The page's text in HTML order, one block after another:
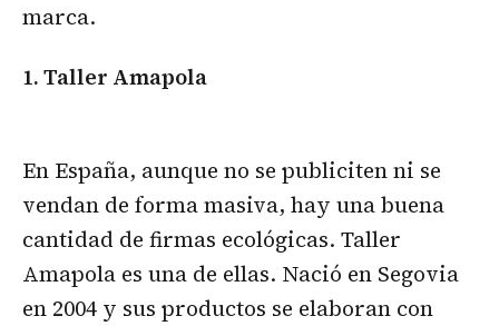
marca.
1. Taller Amapola
En España, aunque no se publiciten ni se
vendan de forma masiva, hay una buena
cantidad de firmas ecológicas. Taller
Amapola es una de ellas. Nació en Segovia
en 2004 y sus productos se elaboran con